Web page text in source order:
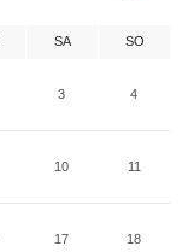
SA SO
3 4
10 11
17 18